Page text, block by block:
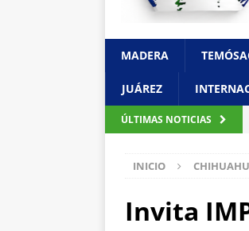
MADERA
JUÁREZ
ÚLTIMAS NOTICIAS
INICIO
Invita